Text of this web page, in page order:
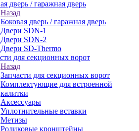
дверь / гаражная дверь
Назад
Боковая дверь / гаражная дверь
Двери SDN-1
Двери SDN-2
Двери SD-Thermo
для секционных ворот
Назад
Запчасти для секционных ворот
Комплектующие для встроенной
калитки
Аксессуары
Уплотнительные вставки
Метизы
Роликовые кронштейны